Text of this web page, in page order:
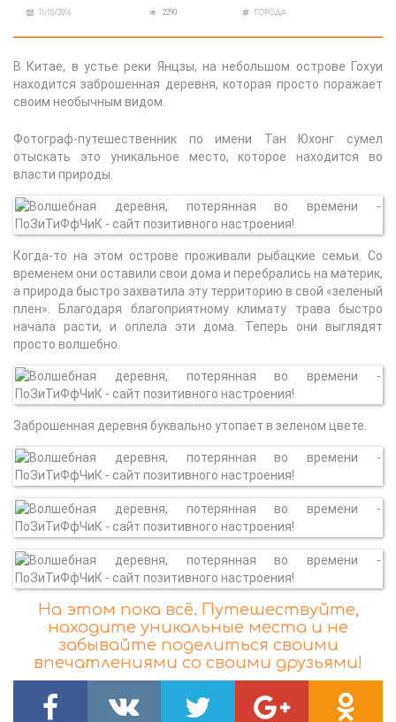
11/10/2016 2290 ГОРОДА
В Китае, в устье реки Янцзы, на небольшом острове Гохуи
находится заброшенная деревня, которая просто поражает
своим необычным видом.
Фотограф-путешественник по имени Тан Юхонг сумел
отыскать это уникальное место, которое находится во
власти природы.
Когда-то на этом острове проживали рыбацкие семьи. Со
временем они оставили свои дома и перебрались на материк,
а природа быстро захватила эту территорию в свой «зеленый
плен». Благодаря благоприятному климату трава быстро
начала расти, и оплела эти дома. Теперь они выглядят
просто волшебно.
Заброшенная деревня буквально утопает в зеленом цвете.
На этом пока всё. Путешествуйте,
находите уникальные места и не
забывайте поделиться своими
впечатлениями со своими друзьями!